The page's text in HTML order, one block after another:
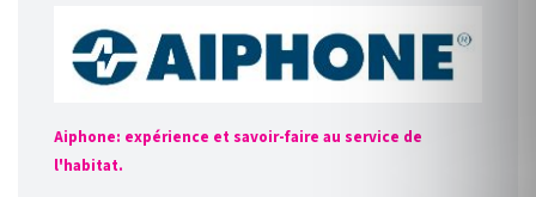
Aiphone: expérience et savoir-faire au service de
l'habitat.